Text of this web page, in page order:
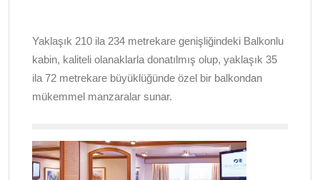
Yaklaşık 210 ila 234 metrekare genişliğindeki Balkonlu
kabin, kaliteli olanaklarla donatılmış olup, yaklaşık 35
ila 72 metrekare büyüklüğünde özel bir balkondan
mükemmel manzaralar sunar.